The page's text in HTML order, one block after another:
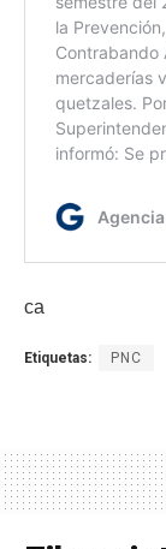
ca
Etiquetas: PNC